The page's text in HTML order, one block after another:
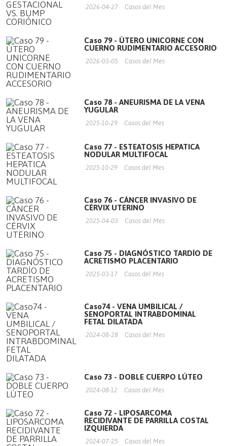
2026-04-27 Casos del Mes
Caso 79 - ÙTERO UNICORNE CON
CUERNO RUDIMENTARIO ACCESORIO
2026-03-05 Casos del Mes
Caso 78 - ANEURISMA DE LA VENA
YUGULAR
2025-10-29 Casos del Mes
Caso 77 - ESTEATOSIS HEPATICA
NODULAR MULTIFOCAL
2025-10-29 Casos del Mes
Caso 76 - CÁNCER INVASIVO DE
CÉRVIX UTERINO
2025-04-03 Casos del Mes
Caso 75 - DIAGNÓSTICO TARDÍO DE
ACRETISMO PLACENTARIO
2025-03-17 Casos del Mes
Caso74 - VENA UMBILICAL /
SENOPORTAL INTRABDOMINAL
FETAL DILATADA
2024-08-28 Casos del Mes
Caso 73 - DOBLE CUERPO LÚTEO
2024-08-12 Casos del Mes
Caso 72 - LIPOSARCOMA
RECIDIVANTE DE PARRILLA COSTAL
IZQUIERDA
2024-07-25 Casos del Mes